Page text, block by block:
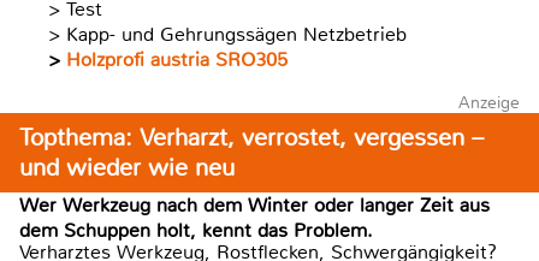
> Test
> Kapp- und Gehrungssägen Netzbetrieb
> Holzprofi austria SRO305
Anzeige
Topthema: Verharzt, verrostet, vergessen –
und wieder wie neu
Wer Werkzeug nach dem Winter oder langer Zeit aus
dem Schuppen holt, kennt das Problem.
Verharztes Werkzeug, Rostflecken, Schwergängigkeit?